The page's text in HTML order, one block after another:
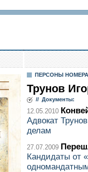
ПЕРСОНЫ НОМЕРА
Трунов
// Документы:
12.05.2010
Адвокат
делам
27.07.2009
Кандидаты от